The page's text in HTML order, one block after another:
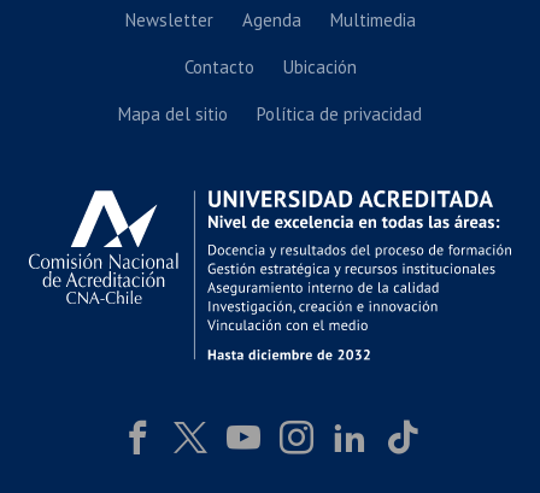
Newsletter Agenda Multimedia
Contacto Ubicación
Mapa del sitio Política de privacidad